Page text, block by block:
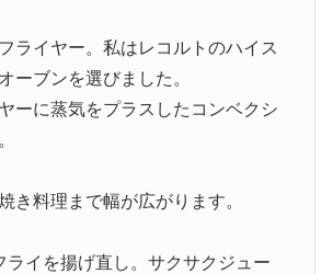
ライヤー。私はレコルトのハイス
ーブンを選びました。
ーに蒸気をプラスしたコンベクシ
き料理まで幅が広がります。
ライを揚げ直し。サクサクジュー